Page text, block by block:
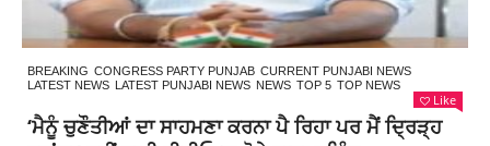
BREAKING CONGRESS PARTY PUNJAB CURRENT PUNJABI NEWS
LATEST NEWS LATEST PUNJABI NEWS NEWS TOP 5 TOP NEWS
Like
‘ਮੈਨੂੰ ਚੁਣੌਤੀਆਂ ਦਾ ਸਾਹਮਣਾ ਕਰਨਾ ਪੈ ਰਿਹਾ ਪਰ ਮੈਂ ਦ੍ਰਿੜ੍ਹ